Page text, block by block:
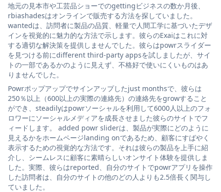
地元の見本市や工芸品ショーでのgettingビジネスの数か月後、
rbiashadesはオンラインで販売する方法を探していました。
wantedは、訪問者に製品の品質、軽量で人間工学に基づいたデザ
インを視覚的に魅力的な方法で示します。彼らのExaiはこれに対
する適切な解決策を提供しませんでした。彼らはpowrスライダー
を見つける前にdifferent third-party appsを試しましたが、サイ
トの一部であるかのように見えず、不格好で使いにくいものはあ
りませんでした。
Powrポップアップでサインアップしたjust monthsで、彼らは
250％以上（600以上の実際の連絡先）の連絡先をgrowすること
ができ、steadilyはpowrソーシャルを利用して6000人以上のフォ
ロワーにソーシャルメディアを成長させました彼らのサイトでフ
ィードします。 added powr sliderは、製品が実際にどのように
見えるかをホームページlanding onであるため、顧客にすばやく
表示するための視覚的な方法です。それは彼らの製品を上手に紹
介し、シームレスに顧客に素晴らしいオンサイト体験を提供しま
した。実際、彼らはreported、自分のサイトでpowrアプリを操作
した訪問者は、自分のサイトの他のどの人よりも2.5倍長く関与し
ていました。